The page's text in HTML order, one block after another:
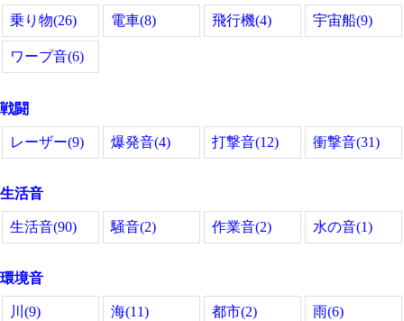
乗り物(26) 電車(8) 飛行機(4) 宇宙船(9)
ワープ音(6)
戦闘
レーザー(9) 爆発音(4) 打撃音(12) 衝撃音(31)
生活音
生活音(90) 騒音(2) 作業音(2) 水の音(1)
環境音
川(9) 海(11) 都市(2) 雨(6)